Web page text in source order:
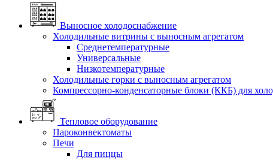
Выносное холодоснабжение
Холодильные витрины с выносным агрегатом
Среднетемпературные
Универсальные
Низкотемпературные
Холодильные горки с выносным агрегатом
Компрессорно-конденсаторные блоки (ККБ) для
Тепловое оборудование
Пароконвектоматы
Печи
Для пиццы